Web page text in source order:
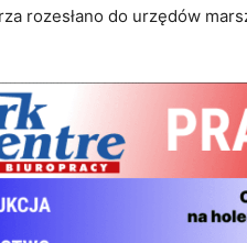
rozesłano do urzędów